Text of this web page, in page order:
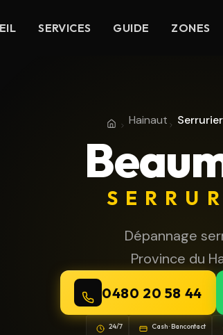
SERVICES GUIDE ZONES
AccueilProvince du
Hainaut
Dépannage
Province du
0480 20 58 44
24/7 Cash · Bancontact